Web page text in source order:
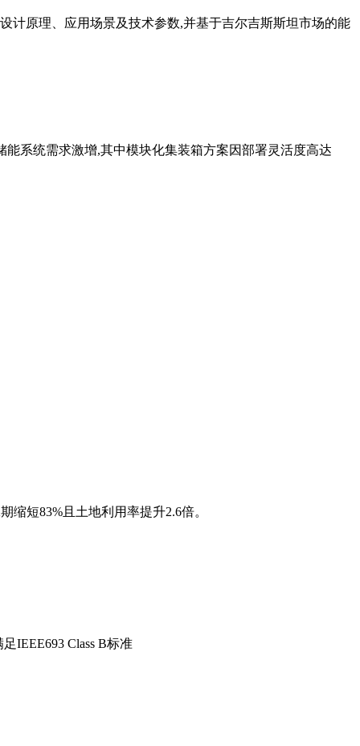
计原理、应用场景及技术参数,并基于吉尔吉斯斯坦市场的能
系统需求激增,其中模块化集装箱方案因部署灵活度高达
短83%且土地利用率提升2.6倍。
IEEE693 Class B标准